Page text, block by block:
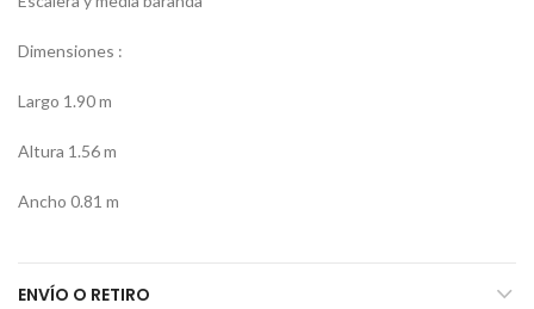
Dimensiones :
Largo 1.90 m
Altura 1.56 m
Ancho 0.81 m
ENVÍO O RETIRO